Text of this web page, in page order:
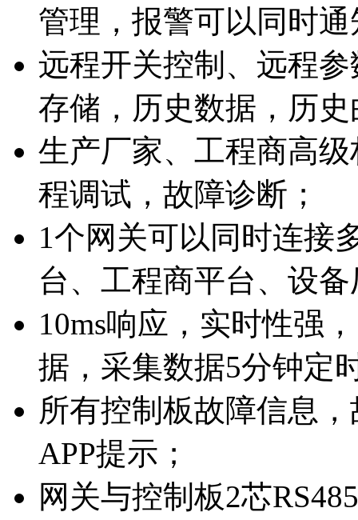
管理，报警可以同时
远程开关控制、远程
存储，历史数据，历
生产厂家、工程商高
程调试，故障诊断；
1个网关可以同时连接
台、工程商平台、设
10ms响应，实时性强
据，采集数据5分钟定
所有控制板故障信息
APP提示；
网关与控制板2芯